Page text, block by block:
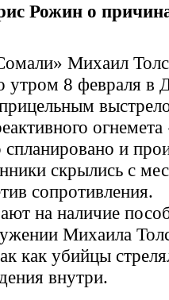
Рожин о
Михаил
утром 8 февраля в
и
скрылись с
сопротивления.
на наличие
Михаила
как убийцы
внутри.